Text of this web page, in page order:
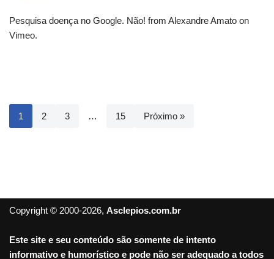
Pesquisa doença no Google. Não! from Alexandre Amato on
Vimeo.
1 2 3 … 15 Próximo »
Copyright © 2000-2026, Asclepios.com.br
Este site e seu conteúdo são somente de intento
informativo e humorístico e pode não ser adequado a todos